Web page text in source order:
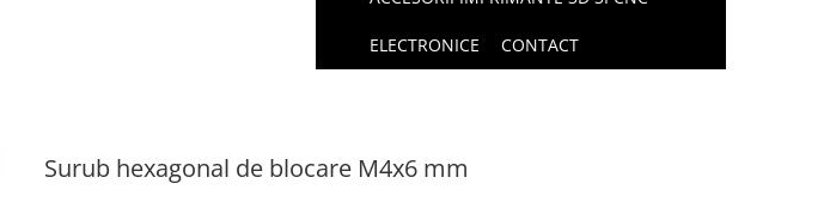
ELECTRONICE CONTACT
Surub hexagonal de blocare M4x6 mm